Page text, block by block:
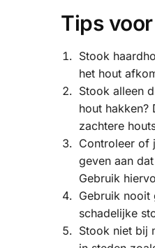
Tips
Stook
het hout
Stook alleen
hout hakken?
zachtere
Controleer of
geven aan
Gebruik
Gebruik
schadelijke
Stook niet bij